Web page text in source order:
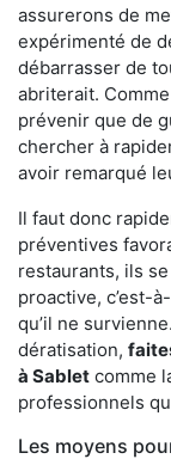
assurerons de
expérimenté de
débarrasser de
abriterait.
prévenir que de
chercher à
avoir remarqué
Il faut donc
préventives
restaurants, ils
proactive, c’est-
qu’il ne
dératisation,
à Sablet comme
professionnels
Les moyens